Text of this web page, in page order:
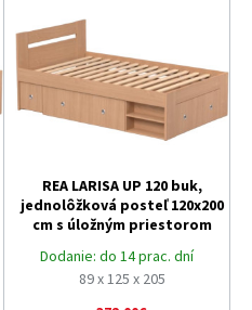
Dodanie: do 14 prac. dní
89 x 125 x 205
REA LARISA UP 120 buk,
jednolôžková posteľ 120x200
cm s úložným priestorom